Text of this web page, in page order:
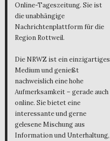
Online-Tageszeitung. Sie ist
die unabhängige
Nachrichtenplattform für die
Region Rottweil.
Die NRWZ ist ein einzigartiges
Medium und genießt
nachweislich eine hohe
Aufmerksamkeit – gerade auch
online. Sie bietet eine
interessante und gerne
gelesene Mischung aus
Information und Unterhaltung,